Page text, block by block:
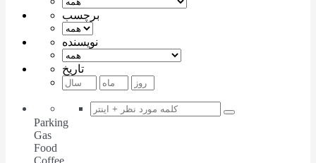
برچسب
نویسنده
تاریخ
Parking
Gas
Food
Coffee